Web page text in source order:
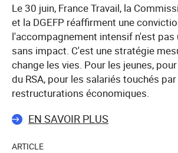
Le 30 juin, France Travail, la
et la DGEFP réaffirment une
l'accompagnement intensif n'est pas
sans impact. C'est une stratégie
change les vies. Pour les jeunes,
du RSA, pour les salariés touchés
restructurations économiques.
EN SAVOIR PLUS
ARTICLE